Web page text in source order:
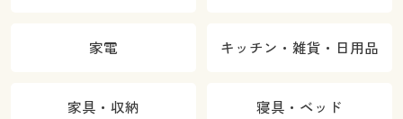
家電 キッチン・雑貨・日用品
家具・収納 寝具・ベッド